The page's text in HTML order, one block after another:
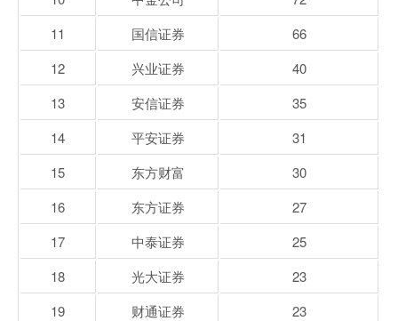
11
国信证券
66
12
兴业证券
40
13
安信证券
35
14
平安证券
31
15
东方财富
30
16
东方证券
27
17
中泰证券
25
18
光大证券
23
19
财通证券
23